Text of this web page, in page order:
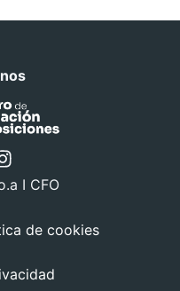
I CFO
de cookies